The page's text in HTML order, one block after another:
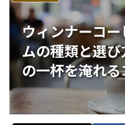
ウィンナーコ
ムの種類と選
の一杯を淹れる